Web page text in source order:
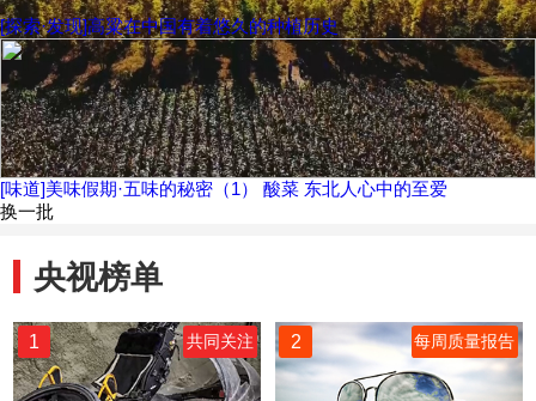
[探索·发现]高粱在中国有着悠久的种植历史
[味道]美味假期·五味的秘密（1） 酸菜 东北人心中的至爱
换一批
央视榜单
1 共同关注 2 每周质量报告